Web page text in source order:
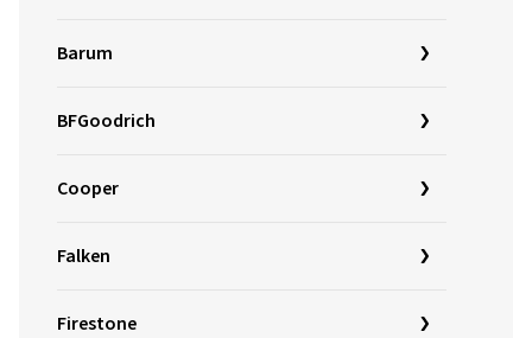
Barum
BFGoodrich
Cooper
Falken
Firestone